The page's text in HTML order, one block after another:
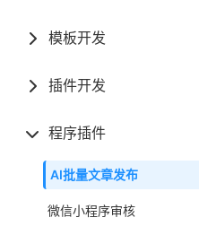
模板开发
插件开发
程序插件
AI批量文章发布
微信小程序审核